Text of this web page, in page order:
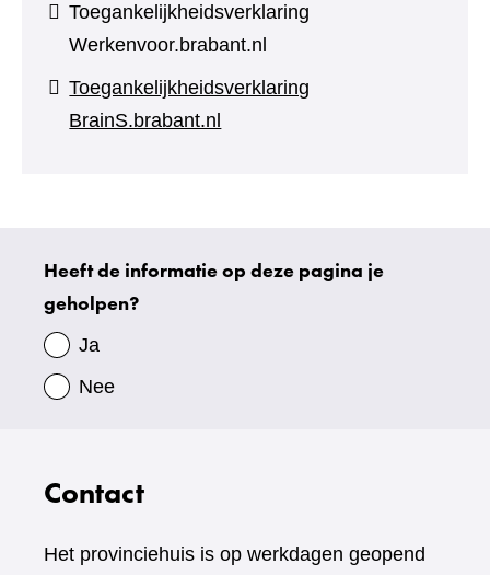
Toegankelijkheidsverklaring
Werkenvoor.brabant.nl
Toegankelijkheidsverklaring
BrainS.brabant.nl
Uw
gegevens
Heeft de informatie op deze pagina je
geholpen?
Ja
Nee
Contact
Het provinciehuis is op werkdagen geopend